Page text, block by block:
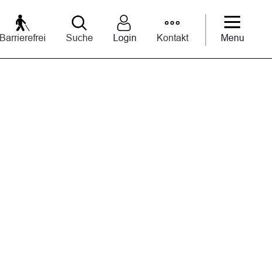
Barrierefrei Kontakt
Suche Login Menu